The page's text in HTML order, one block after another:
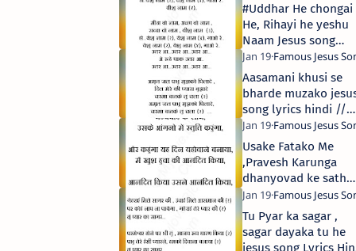
#Uddhar He chongai
He, Rihayi he yeshu
Naam Jesus song
Lyrics Hindi // उद्धार हे
चंगाई , रिहाई हे येशु नाम
जीसस सॉन्ग लिरिक्स
Aasamani khusi se
bharde muzako
song lyrics hindi //
आसमानी ख़ुशी से भर दे
मुझको जीसस सॉन्ग लिरिक्स
Usake Fatako Me
,Pravesh Karunga
dhanyovad ke sath
Jesus song Lyrics //
उसके फटाको में प्रवेश
धन्यवाद के साथ जीसस
लिरिक्स
Tu Pyar ka sagar ,
sagar dayaka tu he
jesus song Lyrics